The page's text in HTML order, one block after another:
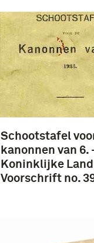
Schootstafel
kanonnen van 6.
Koninklijke
Voorschrift no.